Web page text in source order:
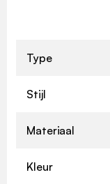
Type
Stijl
Materiaal
Kleur